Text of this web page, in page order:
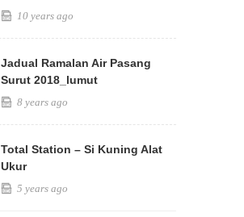
10 years ago
Jadual Ramalan Air Pasang
Surut 2018_lumut
8 years ago
Total Station – Si Kuning Alat
Ukur
5 years ago